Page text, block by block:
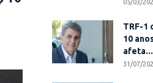
05/03/
TRF-1
10
afeta...
31/07/